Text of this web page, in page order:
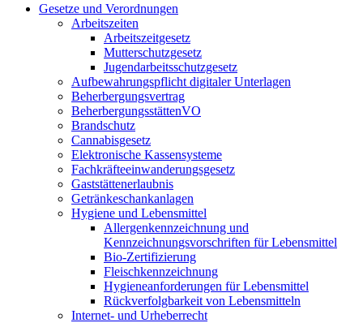
Gesetze und Verordnungen
Arbeitszeiten
Arbeitszeitgesetz
Mutterschutzgesetz
Jugendarbeitsschutzgesetz
Aufbewahrungspflicht digitaler Unterlagen
Beherbergungsvertrag
BeherbergungsstättenVO
Brandschutz
Cannabisgesetz
Elektronische Kassensysteme
Fachkräfteeinwanderungsgesetz
Gaststättenerlaubnis
Getränkeschankanlagen
Hygiene und Lebensmittel
Allergenkennzeichnung und
Kennzeichnungsvorschriften für Lebensmittel
Bio-Zertifizierung
Fleischkennzeichnung
Hygieneanforderungen für Lebensmittel
Rückverfolgbarkeit von Lebensmitteln
Internet- und Urheberrecht